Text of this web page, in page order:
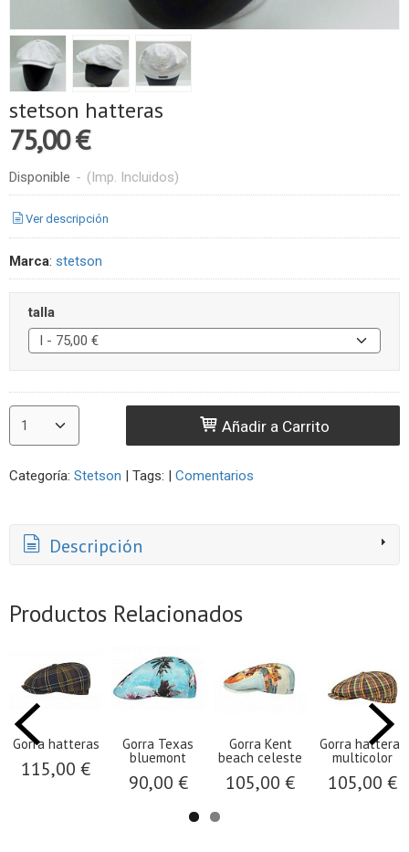
stetson hatteras
75,00 €
Disponible - (Imp. Incluidos)
Ver descripción
Marca: stetson
talla
Añadir a Carrito
Categoría: Stetson | Tags: | Comentarios
Descripción
Productos Relacionados
Gorra hatteras
115,00 €
Gorra Texas
bluemont
90,00 €
Gorra Kent
beach celeste
105,00 €
Gorra hatteras
multicolor
105,00 €